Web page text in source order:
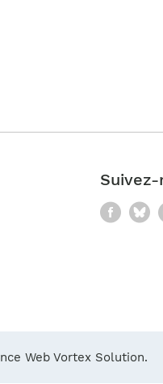
Web Vortex Solution.